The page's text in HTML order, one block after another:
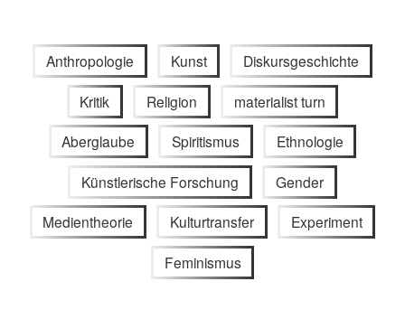
Anthropologie Kunst Diskursgeschichte
Kritik Religion materialist turn
Aberglaube Spiritismus Ethnologie
Künstlerische Forschung Gender
Medientheorie Kulturtransfer Experiment
Feminismus